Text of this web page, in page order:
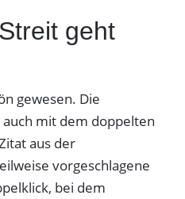
geht
gewesen. Die
mit dem doppelten
aus der
vorgeschlagene
bei dem